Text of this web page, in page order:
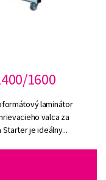
1600
laminátor
valca za
Starter je ideálny...